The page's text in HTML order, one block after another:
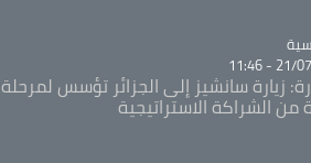
21/07/
زيارة سانشيز إلى الجزائر تؤسس لمرحلة
من الشراكة الاستراتيجية